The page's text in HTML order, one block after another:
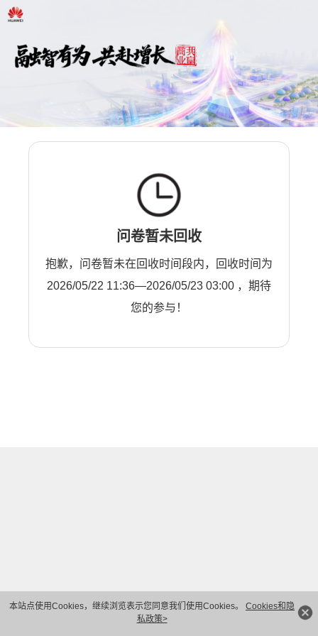
本站点使用Cookies，继续浏览表示您同意我们使用Cookies。 Cookies和隐
私政策>
问卷暂未回收
抱歉，问卷暂未在回收时间段内，回收时间为
2026/05/22 11:36—2026/05/23 03:00 ，期待
您的参与！